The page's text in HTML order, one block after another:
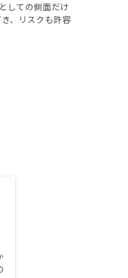
しての側面だけ
、リスクも許容